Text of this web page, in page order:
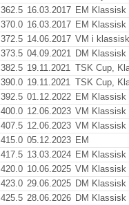
362.5 16.03.2017 EM Klassisk
370.0 16.03.2017 EM Klassisk
372.5 14.06.2017 VM i
373.5 04.09.2021 DM Klassisk
382.5 19.11.2021 TSK Cup,
390.0 19.11.2021 TSK Cup,
392.5 01.12.2022 EM Klassisk
400.0 12.06.2023 VM Klassisk
407.5 12.06.2023 VM Klassisk
415.0 05.12.2023 EM
417.5 13.03.2024 EM Klassisk
420.0 10.06.2025 VM Klassisk
423.0 29.06.2025 DM Klassisk
425.5 28.06.2026 DM Klassisk